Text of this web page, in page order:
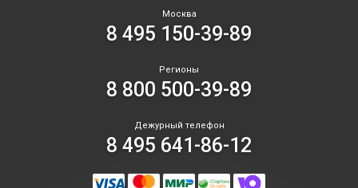
Москва
8 495 150-39-89
Регионы
8 800 500-39-89
Дежурный телефон
8 495 641-86-12